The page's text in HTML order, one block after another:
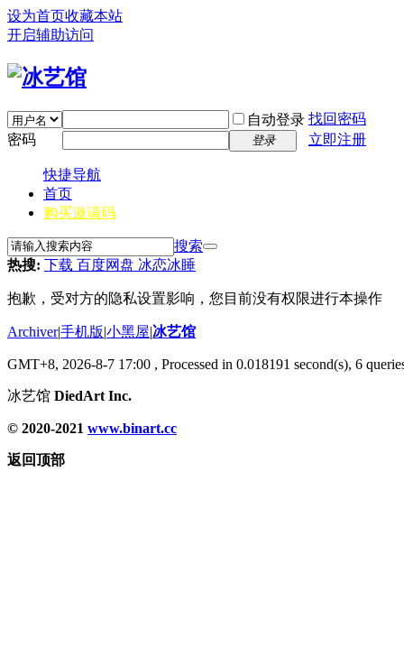
设为首页收藏本站
开启辅助访问
自动登录 找回密码
密码
登录 立即注册
快捷导航
首页
购买邀请码
搜索
热搜: 下载 百度网盘 冰恋冰睡
抱歉，受对方的隐私设置影响，您目前没有权限进行本操作
Archiver|手机版|小黑屋|冰艺馆
GMT+8, 2026-8-7 17:00 , Processed in 0.018191 second(s), 6
冰艺馆 DiedArt Inc.
© 2020-2021 www.binart.cc
返回顶部